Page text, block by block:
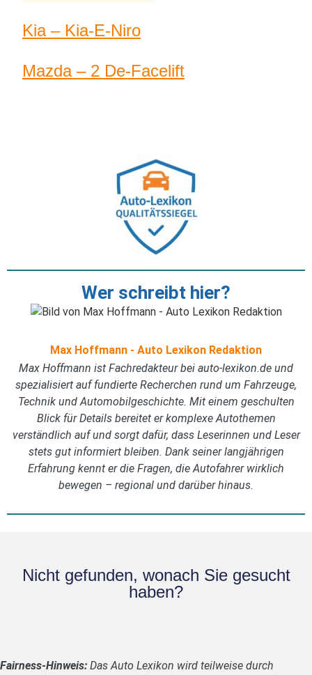
Kia – Kia-E-Niro
Mazda – 2 De-Facelift
Wer schreibt hier?
Max Hoffmann - Auto Lexikon Redaktion
Max Hoffmann ist Fachredakteur bei auto-lexikon.de und
spezialisiert auf fundierte Recherchen rund um Fahrzeuge,
Technik und Automobilgeschichte. Mit einem geschulten
Blick für Details bereitet er komplexe Autothemen
verständlich auf und sorgt dafür, dass Leserinnen und Leser
stets gut informiert bleiben. Dank seiner langjährigen
Erfahrung kennt er die Fragen, die Autofahrer wirklich
bewegen – regional und darüber hinaus.
Nicht gefunden, wonach Sie gesucht
haben?
Fairness-Hinweis: Das Auto Lexikon wird teilweise durch